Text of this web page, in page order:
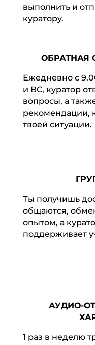
выполнить и
куратору.
ОБРАТНАЯ
Ежедневно с
и ВС, куратор
вопросы, а
рекомендации,
твоей ситуации.
Ты получишь
общаются,
опытом, а
поддерживает
АУДИО-
1 раз в неделю